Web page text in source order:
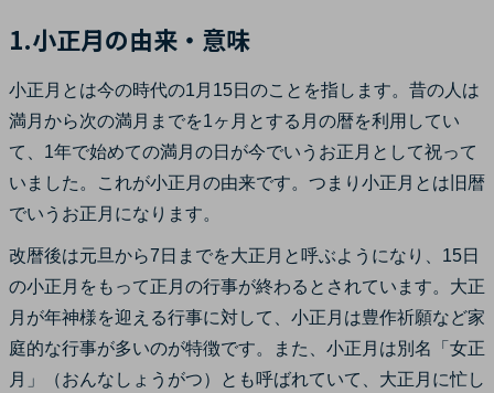
1.小正月の由来・意味
小正月とは今の時代の1月15日のことを指します。昔の人は
満月から次の満月までを1ヶ月とする月の暦を利用してい
て、1年で始めての満月の日が今でいうお正月として祝って
いました。これが小正月の由来です。つまり小正月とは旧暦
でいうお正月になります。
改暦後は元旦から7日までを大正月と呼ぶようになり、15日
の小正月をもって正月の行事が終わるとされています。大正
月が年神様を迎える行事に対して、小正月は豊作祈願など家
庭的な行事が多いのが特徴です。また、小正月は別名「女正
月」（おんなしょうがつ）とも呼ばれていて、大正月に忙し